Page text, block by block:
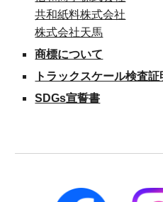
共和紙料株式会社
株式会社天馬
商標について
トラックスケール検査証
SDGs宣誓書